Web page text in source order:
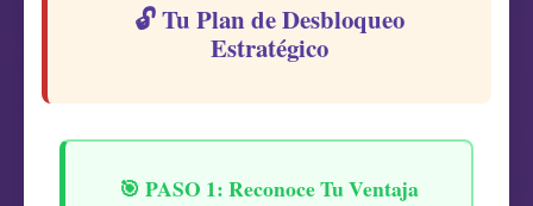
🔓 Tu Plan de Desbloqueo
Estratégico
🎯 PASO 1: Reconoce Tu Ventaja